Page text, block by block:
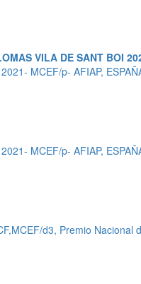
VILA DE SANT BOI
MCEF/p- AFIAP,
MCEF/p- AFIAP,
d3, Premio Nacional